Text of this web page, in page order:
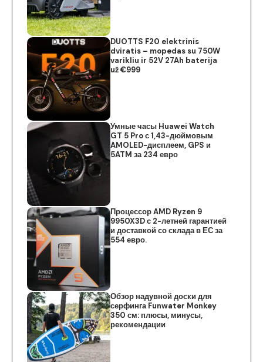
DUOTTS F20 elektrinis
dviratis – mopedas su 750W
varikliu ir 52V 27Ah baterija
už €999
Умные часы Huawei Watch
GT 5 Pro с 1,43-дюймовым
AMOLED-дисплеем, GPS и
5ATM за 234 евро
Процессор AMD Ryzen 9
9950X3D с 2-летней гарантией
и доставкой со склада в ЕС за
554 евро.
Обзор надувной доски для
серфинга Funwater Monkey
350 см: плюсы, минусы,
рекомендации